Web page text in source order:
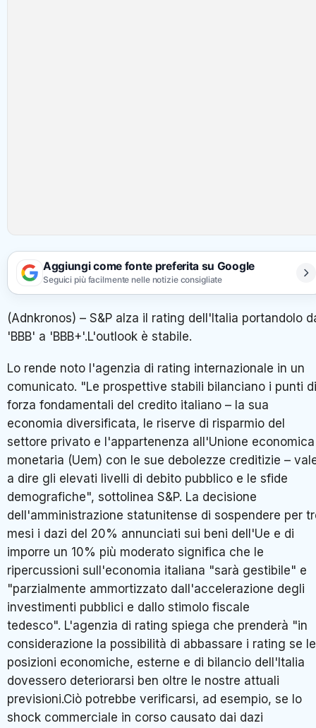
Aggiungi come fonte preferita su Google
Seguici più facilmente nelle notizie consigliate
(Adnkronos) – S&P alza il rating dell'Italia portandolo
'BBB' a 'BBB+'.L'outlook è stabile.
Lo rende noto l'agenzia di rating internazionale in un
comunicato. "Le prospettive stabili bilanciano i punti di
forza fondamentali del credito italiano – la sua
economia diversificata, le riserve di risparmio del
settore privato e l'appartenenza all'Unione
monetaria (Uem) con le sue debolezze creditizie –
a dire gli elevati livelli di debito pubblico e le sfide
demografiche", sottolinea S&P. La decisione
dell'amministrazione statunitense di sospendere per
mesi i dazi del 20% annunciati sui beni dell'Ue e di
imporre un 10% più moderato significa che le
ripercussioni sull'economia italiana "sarà gestibile" e
"parzialmente ammortizzato dall'accelerazione degli
investimenti pubblici e dallo stimolo fiscale
tedesco". L'agenzia di rating spiega che prenderà "in
considerazione la possibilità di abbassare i rating se le
posizioni economiche, esterne e di bilancio dell'Italia
dovessero deteriorarsi ben oltre le nostre attuali
previsioni.Ciò potrebbe verificarsi, ad esempio, se lo
shock commerciale in corso causato dai dazi